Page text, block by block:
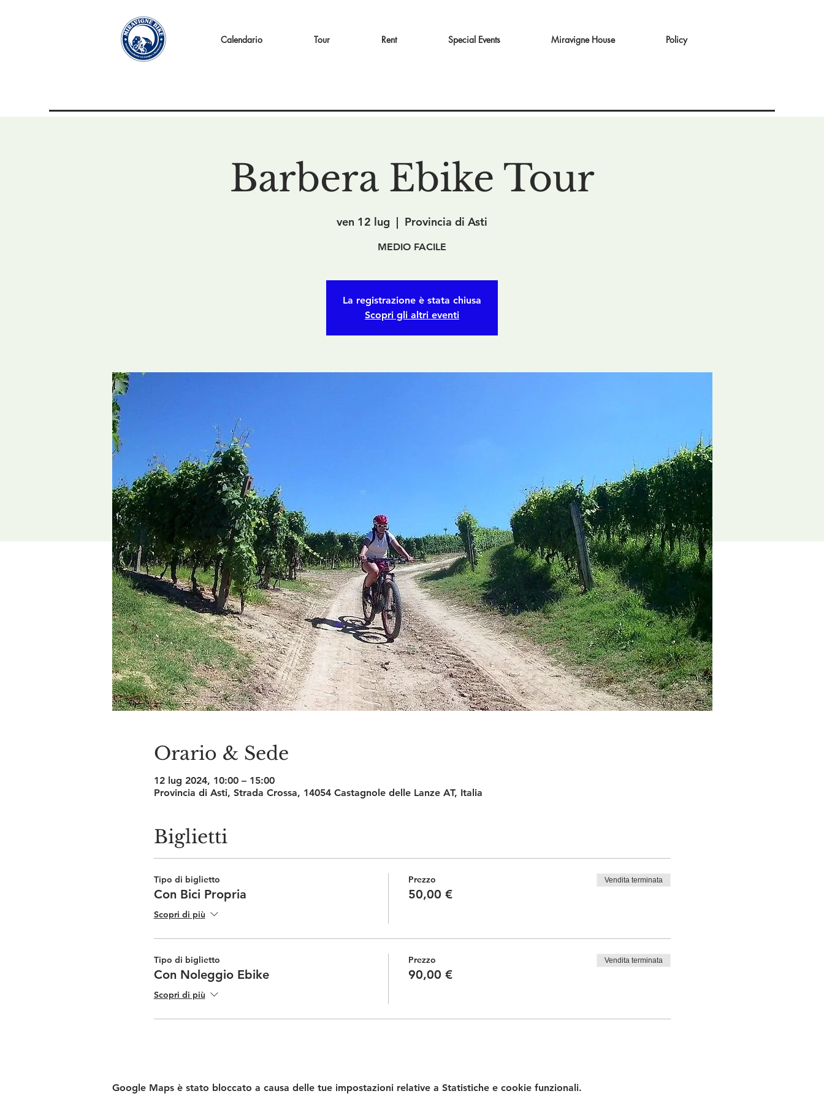
Calendario Tour Rent Special Events Miravigne House Policy
Barbera Ebike Tour
ven 12 lug
  |
Provincia di Asti
MEDIO FACILE
La registrazione è stata chiusa
Scopri gli altri eventi
Orario & Sede
12 lug 2024, 10:00 – 15:00
Provincia di Asti, Strada Crossa, 14054 Castagnole delle Lanze AT, Italia
Biglietti
Tipo di biglietto
Con Bici Propria
Scopri di più
Prezzo
50,00 €
Vendita terminata
Tipo di biglietto
Con Noleggio Ebike
Scopri di più
Prezzo
90,00 €
Vendita terminata
Google Maps è stato bloccato a causa delle tue impostazioni relative a Statistiche e cookie funzionali.